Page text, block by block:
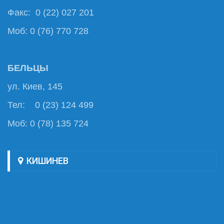
Факс: 0 (22) 027 201
Моб: 0 (76) 770 728
БЕЛЬЦЫ
ул. Киев, 145
Тел: 0 (23) 124 499
Моб: 0 (78) 135 724
КИШИНЕВ